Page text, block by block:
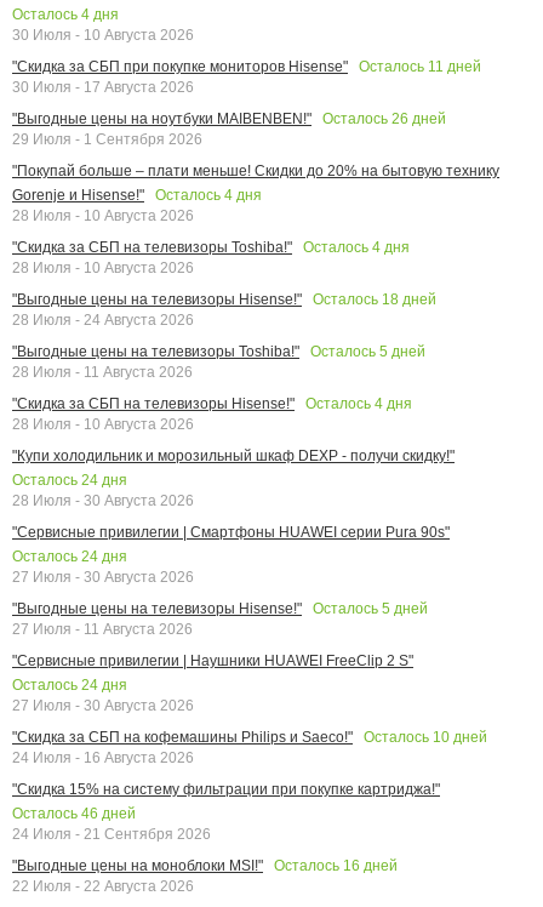
Осталось 4 дня
30 Июля - 10 Августа 2026
"Скидка за СБП при покупке мониторов Hisense"
Осталось 11 дней
30 Июля - 17 Августа 2026
"Выгодные цены на ноутбуки MAIBENBEN!"
Осталось 26 дней
29 Июля - 1 Сентября 2026
"Покупай больше – плати меньше! Скидки до 20% на бытовую технику
Gorenje и Hisense!"
Осталось 4 дня
28 Июля - 10 Августа 2026
"Скидка за СБП на телевизоры Toshiba!"
Осталось 4 дня
28 Июля - 10 Августа 2026
"Выгодные цены на телевизоры Hisense!"
Осталось 18 дней
28 Июля - 24 Августа 2026
"Выгодные цены на телевизоры Toshiba!"
Осталось 5 дней
28 Июля - 11 Августа 2026
"Скидка за СБП на телевизоры Hisense!"
Осталось 4 дня
28 Июля - 10 Августа 2026
"Купи холодильник и морозильный шкаф DEXP - получи скидку!"
Осталось 24 дня
28 Июля - 30 Августа 2026
"Сервисные привилегии | Смартфоны HUAWEI серии Pura 90s"
Осталось 24 дня
27 Июля - 30 Августа 2026
"Выгодные цены на телевизоры Hisense!"
Осталось 5 дней
27 Июля - 11 Августа 2026
"Сервисные привилегии | Наушники HUAWEI FreeClip 2 S"
Осталось 24 дня
27 Июля - 30 Августа 2026
"Скидка за СБП на кофемашины Philips и Saeco!"
Осталось 10 дней
24 Июля - 16 Августа 2026
"Скидка 15% на систему фильтрации при покупке картриджа!"
Осталось 46 дней
24 Июля - 21 Сентября 2026
"Выгодные цены на моноблоки MSI!"
Осталось 16 дней
22 Июля - 22 Августа 2026